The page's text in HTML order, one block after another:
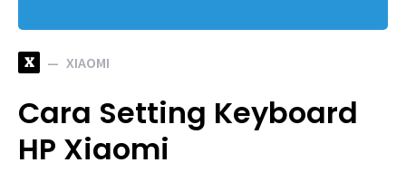
X XIAOMI
Cara Setting Keyboard
HP Xiaomi